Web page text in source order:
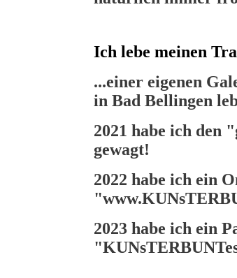
Ich lebe meinen
...einer eigenen
in Bad Bellingen
2021 habe ich den
gewagt!
2022 habe ich ein
2023 habe ich ein